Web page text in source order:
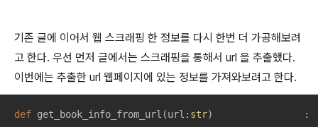
기존 글에 이어서 웹 스크래핑 한 정보를 다시 한번 더 가공해보려
고 한다. 우선 먼저 글에서는 스크래핑을 통해서 url 을 추출했다.
이번에는 추출한 url 웹페이지에 있는 정보를 가져와보려고 한다.
def get_book_info_from_url (url: str)                :